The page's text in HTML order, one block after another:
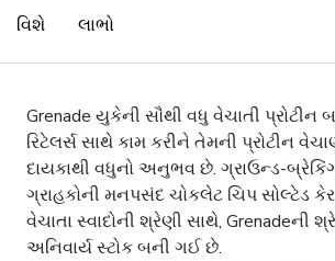
વિશે લાભો
Grenade યુકેની સૌથી વધુ વેચાતી પ્રોટીન
રિટેલર્સ સાથે કામ કરીને તેમની પ્રોટીન
દાયકાથી વધુનો અનુભવ છે. ગ્રાઉન્ડ-
ગ્રાહકોની મનપસંદ ચોકલેટ ચિપ સોલ્ટેડ
વેચાતા સ્વાદોની શ્રેણી સાથે, Grenadeની
અનિવાર્ય સ્ટોક બની ગઈ છે.